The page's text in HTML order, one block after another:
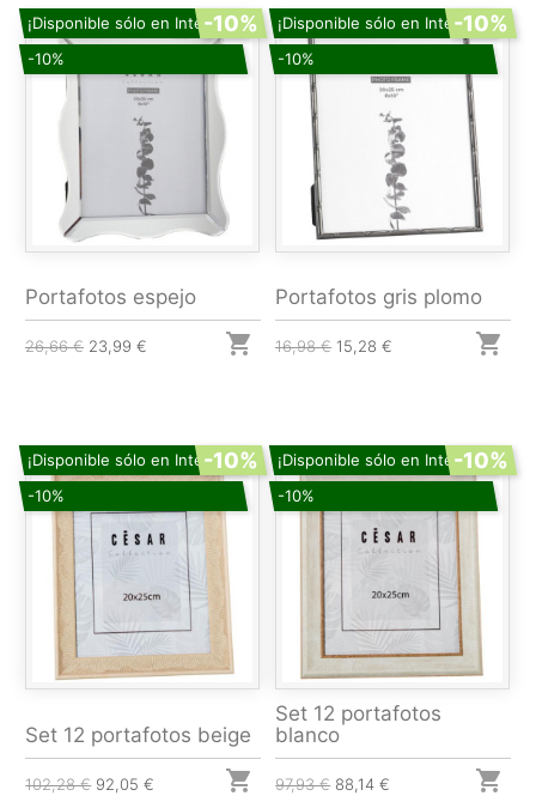
¡Disponible sólo en Internet!
-10%
-10%
Portafotos espejo
26,66 € 23,99 € 
¡Disponible sólo en Internet!
-10%
-10%
Portafotos gris plomo
16,98 € 15,28 € 
¡Disponible sólo en Internet!
-10%
-10%
Set 12 portafotos beige
102,28 € 92,05 € 
¡Disponible sólo en Internet!
-10%
-10%
Set 12 portafotos
blanco
97,93 € 88,14 € 